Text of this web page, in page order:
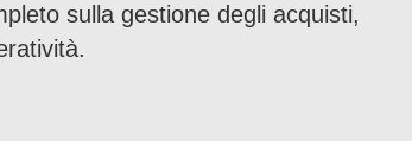
sulla gestione degli acquisti,